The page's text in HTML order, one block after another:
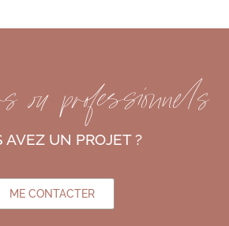
ou professionnels
AVEZ UN PROJET ?
ME CONTACTER